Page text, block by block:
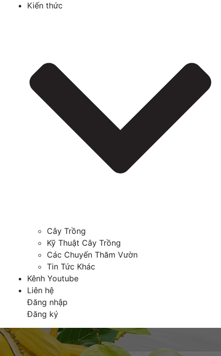
Kiến thức
Cây Trồng
Kỹ Thuật Cây Trồng
Các Chuyến Thăm Vườn
Tin Tức Khác
Kênh Youtube
Liên hệ
Đăng nhập
Đăng ký